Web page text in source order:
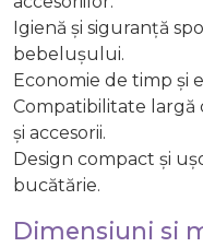
Igienă și siguranță
bebelușului.
Economie de timp și
Compatibilitate largă
și accesorii.
Design compact și
bucătărie.
Dimensiuni si